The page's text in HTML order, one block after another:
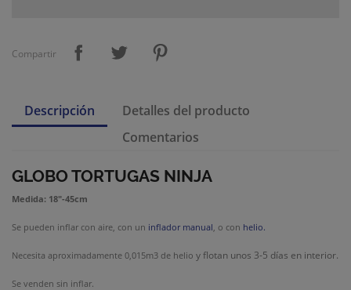
Compartir
Descripción
Detalles del producto
Comentarios
GLOBO TORTUGAS NINJA
Medida: 18"-45cm
Se pueden inflar con aire, con un inflador manual, o con helio.
Necesita aproximadamente 0,015m3 de helio y flotan unos 3-5 días en interior.
Se venden sin inflar.